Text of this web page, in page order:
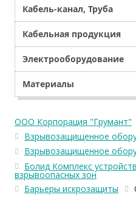
Кабель-канал, Труба
Кабельная продукция
Электрооборудование
Материалы
ООО Корпорация "Грумант"
Взрывозащищенное
Взрывозащищенное
Болид Комплекс
взрывоопасных зон
Барьеры искрозащиты